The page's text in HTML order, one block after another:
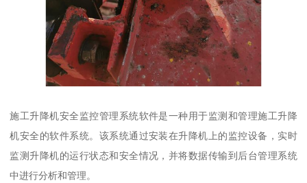
施工升降机安全监控管理系统软件是一种用于监测和管理施工升降
机安全的软件系统。该系统通过安装在升降机上的监控设备，实时
监测升降机的运行状态和安全情况，并将数据传输到后台管理系统
中进行分析和管理。